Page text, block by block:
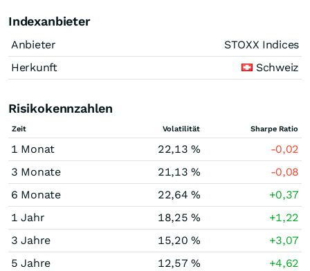
Indexanbieter
Anbieter
STOXX Indices
Herkunft
Schweiz
Risikokennzahlen
Zeit Volatilität Sharpe Ratio
1 Monat 22,13 %
-0,02
3 Monate
21,13 %
-0,08
6 Monate
22,64 %
+0,37
1 Jahr
18,25 %
+1,22
3 Jahre
15,20 %
+3,07
5 Jahre
12,57 % +4,62